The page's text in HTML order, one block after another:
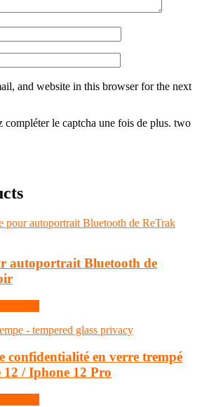
and website in this browser for the next
compléter le captcha une fois de plus. two
autoportrait Bluetooth de
confidentialité en verre trempé
/ Iphone 12 Pro